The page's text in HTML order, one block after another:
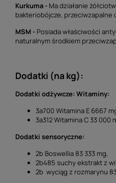
Kurkuma - Ma działanie
bakteriobójcze, przeciwzapalne
MSM - Posiada właściwości
naturalnym środkiem
Dodatki (na kg):
Dodatki odżywcze: Witaminy:
3a700 Witamina E 6667
3a312 Witamina C 33 000
Dodatki sensoryczne:
2b Boswellia 83 333 mg,
2b485 suchy ekstrakt z
2b wyciąg z rozmarynu